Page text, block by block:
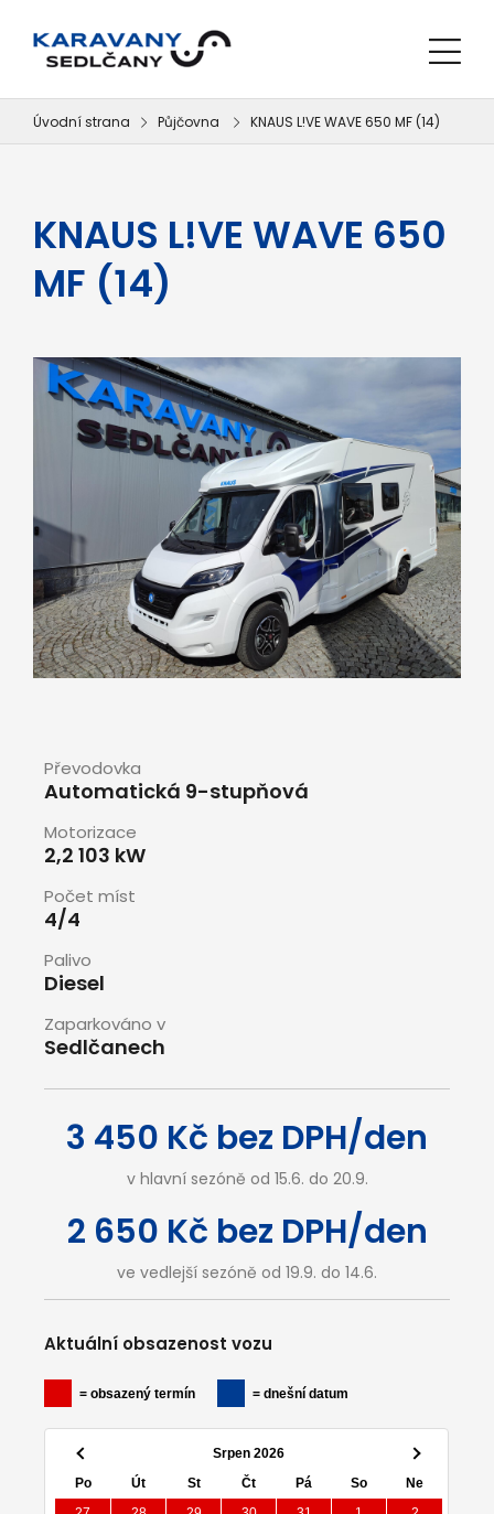
Úvodní strana Půjčovna KNAUS L!VE WAVE 650 MF (14)
KNAUS L!VE WAVE 650
MF (14)
Převodovka
Automatická 9-stupňová
Motorizace
2,2 103 kW
Počet míst
4/4
Palivo
Diesel
Zaparkováno v
Sedlčanech
3 450 Kč bez DPH/den
v hlavní sezóně od 15.6. do 20.9.
2 650 Kč bez DPH/den
ve vedlejší sezóně od 19.9. do 14.6.
Aktuální obsazenost vozu